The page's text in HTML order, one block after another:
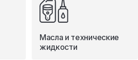
Масла и технические
жидкости